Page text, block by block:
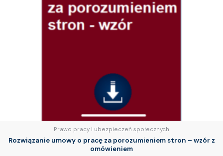
Prawo pracy i ubezpieczeń społecznych
Rozwiązanie umowy o pracę za porozumieniem stron – wzór z
omówieniem